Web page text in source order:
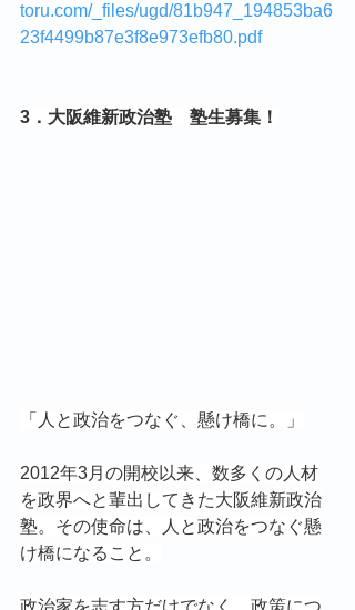
toru.com/_files/ugd/81b947_194853ba6
23f4499b87e3f8e973efb80.pdf
3．大阪維新政治塾　塾生募集！
「人と政治をつなぐ、懸け橋に。」
2012年3月の開校以来、数多くの人材
を政界へと輩出してきた大阪維新政治
塾。その使命は、人と政治をつなぐ懸
け橋になること。
政治家を志す方だけでなく、政策につ